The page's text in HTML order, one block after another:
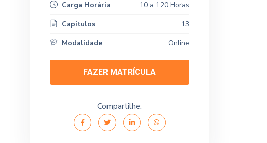
Carga Horária
10 a 120 Horas
Capítulos
13
Modalidade
Online
FAZER MATRÍCULA
Compartilhe: